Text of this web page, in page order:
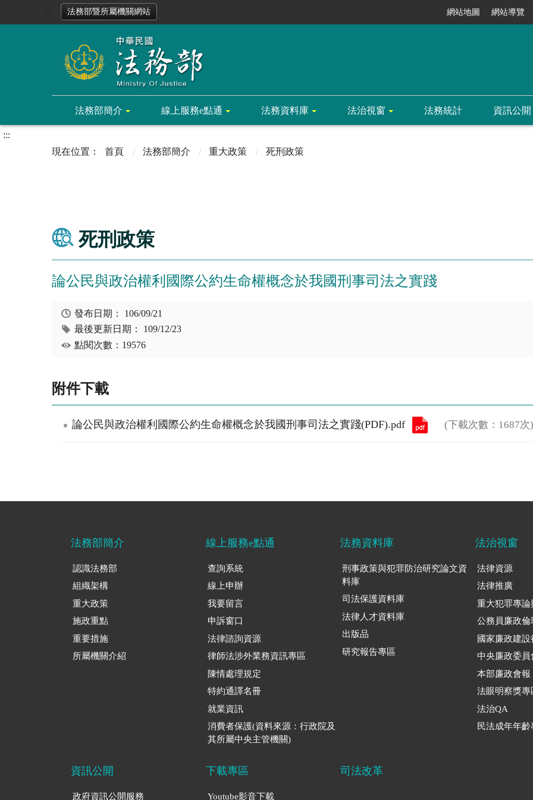
法務部暨所屬機關網站 網站地圖 網站導覽
法務部簡介 線上服務e點通 法務資料庫 法治視窗 法務統計 資訊公開
:::
首頁
法務部簡介 重大政策 死刑政策
死刑政策
論公民與政治權利國際公約生命權概念於我國刑事司法之實踐
發布日期： 106/09/21
最後更新日期： 109/12/23
點閱次數：19576
附件下載
論公民與政治權利國際公約生命權概念於我國刑事司法之實踐(PDF).pdf (下載次數：1687次)
法務部簡介
認識法務部
組織架構
重大政策
施政重點
重要措施
所屬機關介紹
線上服務e點通
查詢系統
線上申辦
我要留言
申訴窗口
法律諮詢資源
律師法涉外業務資訊專區
陳情處理規定
特約通譯名冊
就業資訊
消費者保護(資料來源：行政院及
其所屬中央主管機關)
法務資料庫
刑事政策與犯罪防治研究論文資
料庫
司法保護資料庫
法律人才資料庫
出版品
研究報告專區
法治視窗
法律資源
法律推廣
重大犯罪專論
公務員廉政倫
國家廉政建設
中央廉政委員
本部廉政會報
法眼明察獎專
法治QA
民法成年年齡
資訊公開
政府資訊公開服務
下載專區
Youtube影音下載
司法改革